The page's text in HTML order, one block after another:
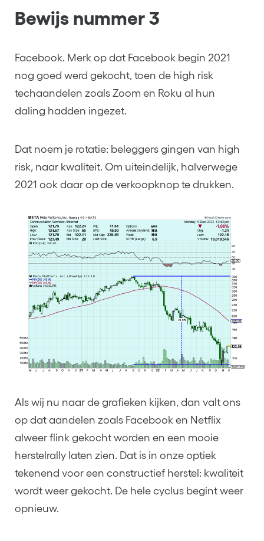
Bewijs nummer 3
Facebook. Merk op dat Facebook begin 2021
nog goed werd gekocht, toen de high risk
techaandelen zoals Zoom en Roku al hun
daling hadden ingezet.
Dat noem je rotatie: beleggers gingen van high
risk, naar kwaliteit. Om uiteindelijk, halverwege
2021 ook daar op de verkoopknop te drukken.
Als wij nu naar de grafieken kijken, dan valt ons
op dat aandelen zoals Facebook en Netflix
alweer flink gekocht worden en een mooie
herstelrally laten zien. Dat is in onze optiek
tekenend voor een constructief herstel: kwaliteit
wordt weer gekocht. De hele cyclus begint weer
opnieuw.